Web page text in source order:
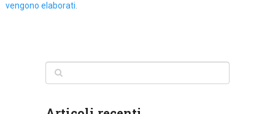
vengono elaborati.